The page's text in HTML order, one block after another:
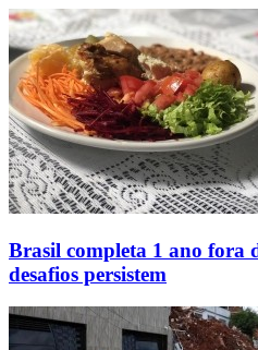
Brasil completa 1 ano fora
desafios persistem